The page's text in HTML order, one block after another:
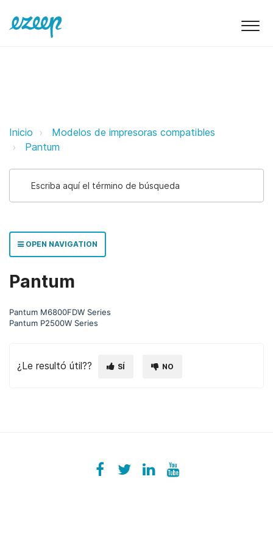
Pantum ezeep Support Support
Inicio
Modelos de impresoras compatibles
Pantum
OPEN NAVIGATION
Pantum
Pantum M6800FDW Series
Pantum P2500W Series
¿Le resultó útil?? SÍ NO
Facebook
ezeeplive
Twitter
ezeepLinkedIn
ezeepYouTube